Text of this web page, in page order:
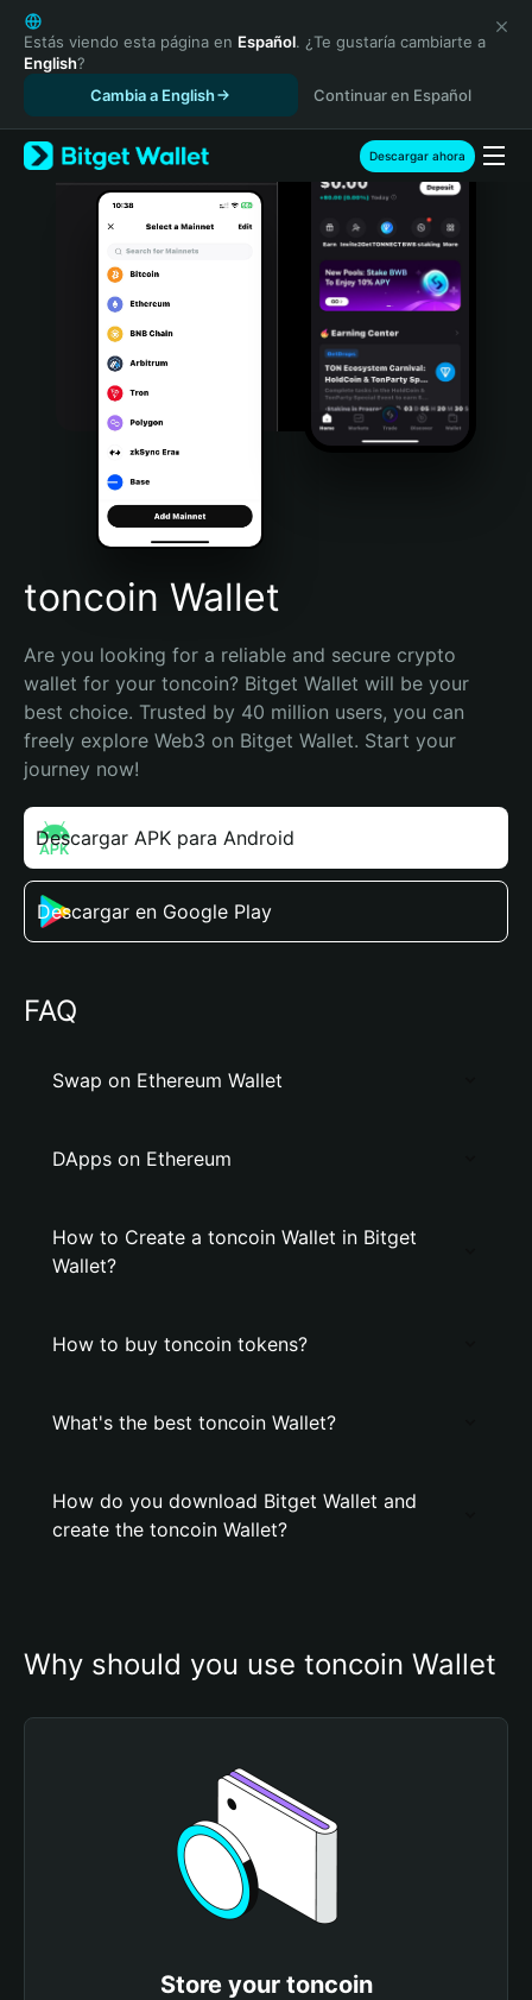
English
日本語
Tiếng Việt
Español (Latinoamérica)
Türkçe
Italiano
Português (Portugal)
Bahasa Indonesia
Português (Brasil)
Español (Argentina)
Estás viendo esta página en Español. ¿Te gustaría cambiarte a
English?
Cambia a English
Continuar en Español
Descargar ahora
toncoin Wallet
Are you looking for a reliable and secure crypto
wallet for your toncoin? Bitget Wallet will be your
best choice. Trusted by 40 million users, you can
freely explore Web3 on Bitget Wallet. Start your
journey now!
Descargar APK para Android
Descargar en Google Play
FAQ
Swap on Ethereum Wallet
DApps on Ethereum
How to Create a toncoin Wallet in Bitget
Wallet?
How to buy toncoin tokens?
What's the best toncoin Wallet?
How do you download Bitget Wallet and
create the toncoin Wallet?
Why should you use toncoin Wallet
Store your toncoin